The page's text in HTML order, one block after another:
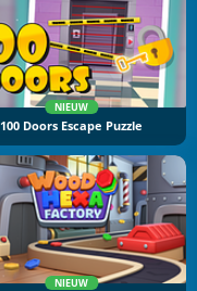
NIEUW
100 Doors Escape Puzzle
NIEUW